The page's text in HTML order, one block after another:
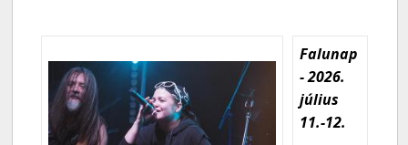
Falunap
- 2026.
július
11.-12.